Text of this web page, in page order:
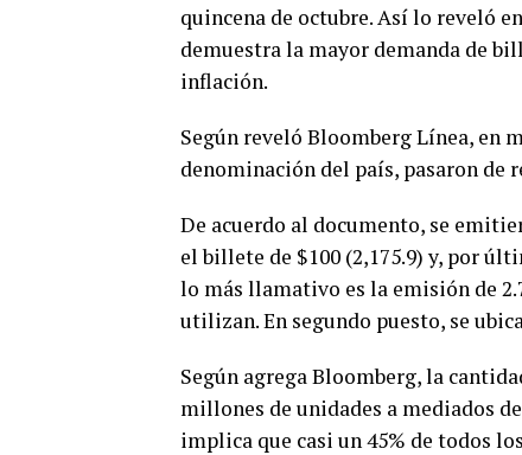
quincena de octubre. Así lo reveló
demuestra la mayor demanda de
inflación.
Según reveló Bloomberg Línea, en
denominación del país, pasaron de
De acuerdo al documento, se
el billete de $100 (2,175.9) y, por
lo más llamativo es la emisión de
utilizan. En segundo puesto, se
Según agrega Bloomberg, la
millones de unidades a mediados
implica que casi un 45% de todos